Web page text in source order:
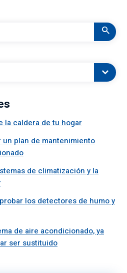
Buscar
en
la caldera de tu hogar
un plan de mantenimiento
de climatización y la
los detectores de humo y
de aire acondicionado, ya
ser sustituido